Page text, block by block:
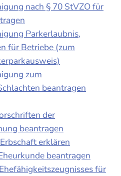
nach § 70 StVZO für
Parkerlaubnis,
für Betriebe (zum
zum
beantragen
der
beantragen
erklären
beantragen
für